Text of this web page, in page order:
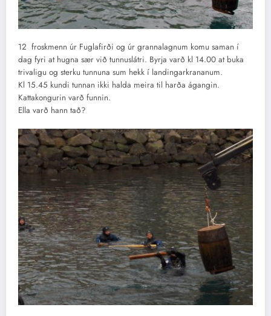
12 froskmenn úr Fuglafirði og úr grannalagnum komu saman í
dag fyri at hugna sær við tunnuslátri. Byrja varð kl 14.00 at buka
trivaligu og sterku tunnuna sum hekk í landingarkrananum.
Kl 15.45 kundi tunnan ikki halda meira til harða ágangin.
Kattakongurin varð funnin.
Ella varð hann tað?